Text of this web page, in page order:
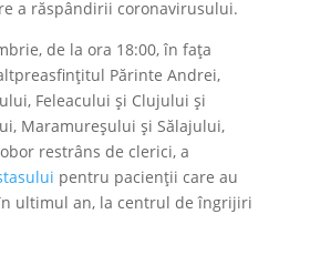
a răspândirii coronavirusului.
de la ora 18:00, în fața
Părinte Andrei,
Feleacului și Clujului și
Maramureșului și Sălajului,
restrâns de clerici, a
pentru pacienții care au
ultimul an, la centrul de îngrijiri